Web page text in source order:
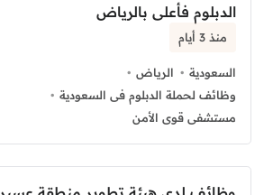
الدبلوم فأعلى بالرياض
منذ 3 أيام
السعودية
الرياض
وظائف لحملة الدبلوم فى السعودية
مستشفى قوى الأمن